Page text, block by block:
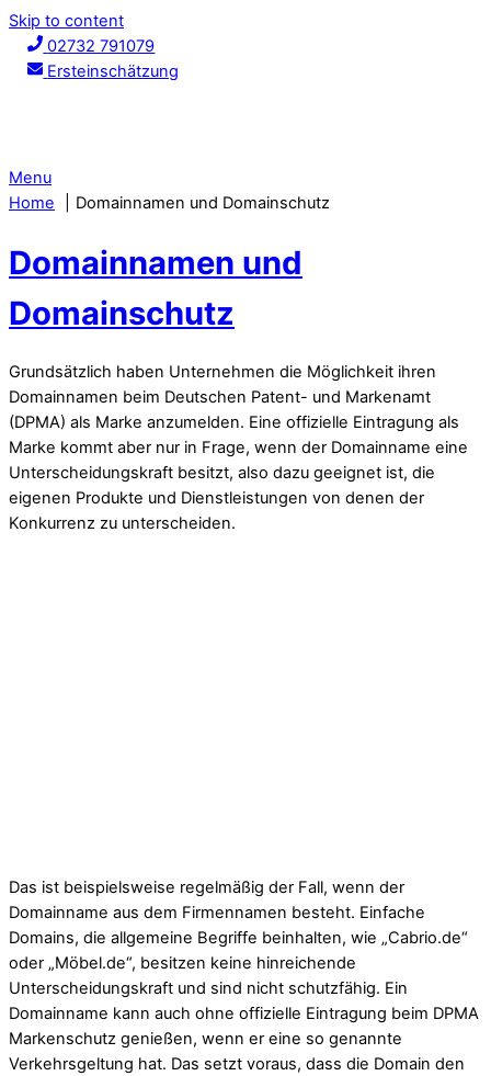
Skip to content
02732 791079
Ersteinschätzung
Menu
Home
Domainnamen und Domainschutz
Domainnamen und
Domainschutz
Grundsätzlich haben Unternehmen die Möglichkeit ihren
Domainnamen beim Deutschen Patent- und Markenamt
(DPMA) als Marke anzumelden. Eine offizielle Eintragung als
Marke kommt aber nur in Frage, wenn der Domainname eine
Unterscheidungskraft besitzt, also dazu geeignet ist, die
eigenen Produkte und Dienstleistungen von denen der
Konkurrenz zu unterscheiden.
Das ist beispielsweise regelmäßig der Fall, wenn der
Domainname aus dem Firmennamen besteht. Einfache
Domains, die allgemeine Begriffe beinhalten, wie „Cabrio.de“
oder „Möbel.de“, besitzen keine hinreichende
Unterscheidungskraft und sind nicht schutzfähig. Ein
Domainname kann auch ohne offizielle Eintragung beim DPMA
Markenschutz genießen, wenn er eine so genannte
Verkehrsgeltung hat. Das setzt voraus, dass die Domain den